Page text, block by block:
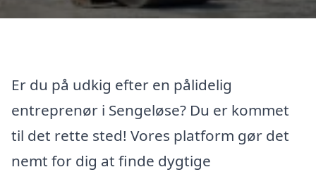
Er du på udkig efter en pålidelig
entreprenør i Sengeløse? Du er kommet
til det rette sted! Vores platform gør det
nemt for dig at finde dygtige